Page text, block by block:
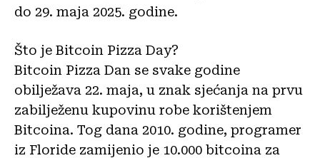
do 29. maja 2025. godine.
Što je Bitcoin Pizza Day?
Bitcoin Pizza Dan se svake godine
obilježava 22. maja, u znak sjećanja na prvu
zabilježenu kupovinu robe korištenjem
Bitcoina. Tog dana 2010. godine, programer
iz Floride zamijenio je 10.000 bitcoina za